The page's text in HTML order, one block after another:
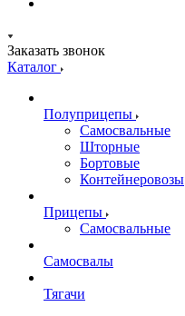
Заказать звонок
Каталог
Полуприцепы
Самосвальные
Шторные
Бортовые
Контейнеровозы
Прицепы
Самосвальные
Самосвалы
Тягачи